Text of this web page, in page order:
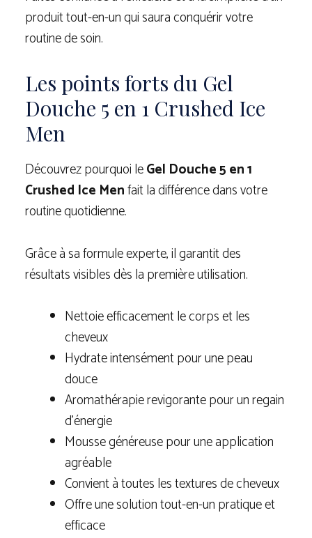
produit tout-en-un qui saura conquérir votre
routine de soin.
Les points forts du Gel
Douche 5 en 1 Crushed Ice
Men
Découvrez pourquoi leGel Douche 5 en 1
Crushed Ice Menfait la différence dans votre
routine quotidienne.
Grâce à sa formule experte, il garantit des
résultats visibles dès la première utilisation.
Nettoie efficacement le corps et les
cheveux
Hydrate intensément pour une peau
douce
Aromathérapie revigorante pour un regain
d’énergie
Mousse généreuse pour une application
agréable
Convient à toutes les textures de cheveux
Offre une solution tout-en-un pratique et
efficace